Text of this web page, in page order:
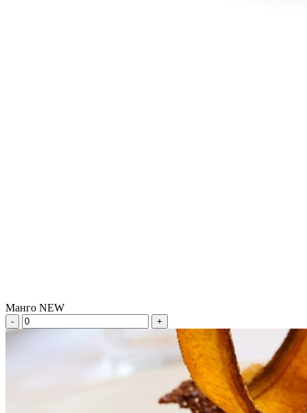
Манго NEW
- +